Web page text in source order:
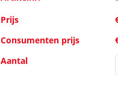
Prijs
Consumenten prijs
Aantal